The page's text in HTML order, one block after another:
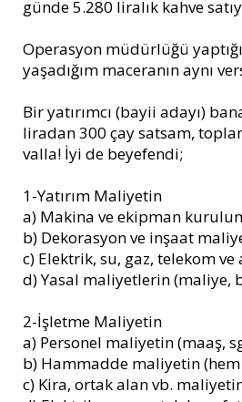
günde 5.280 liralık kahve
Operasyon müdürlüğü
yaşadığım maceranın aynı
Bir yatırımcı (bayii adayı)
liradan 300 çay satsam,
valla! İyi de beyefendi;
1-Yatırım Maliyetin
a) Makina ve ekipman
b) Dekorasyon ve inşaat
c) Elektrik, su, gaz, telekom
d) Yasal maliyetlerin (maliye,
2-İşletme Maliyetin
a) Personel maliyetin (maaş,
b) Hammadde maliyetin (hem
c) Kira, ortak alan vb.